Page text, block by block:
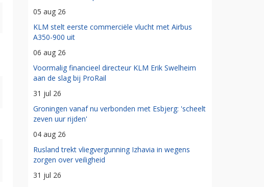
05 aug 26
KLM stelt eerste commerciële vlucht met Airbus
A350-900 uit
06 aug 26
Voormalig financieel directeur KLM Erik Swelheim
aan de slag bij ProRail
31 jul 26
Groningen vanaf nu verbonden met Esbjerg: 'scheelt
zeven uur rijden'
04 aug 26
Rusland trekt vliegvergunning Izhavia in wegens
zorgen over veiligheid
31 jul 26